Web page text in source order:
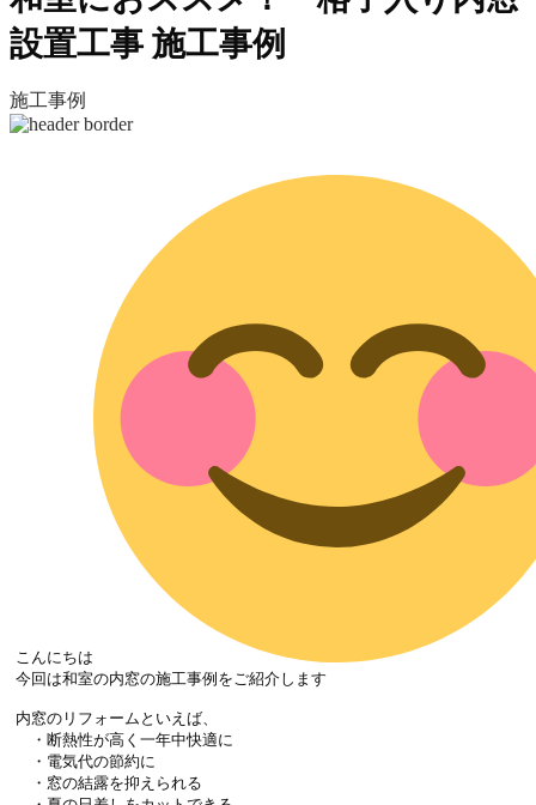
設置工事 施工事例
施工事例
こんにちは
今回は和室の内窓の施工事例をご紹介します
内窓のリフォームといえば、
・断熱性が高く一年中快適に
・電気代の節約に
・窓の結露を抑えられる